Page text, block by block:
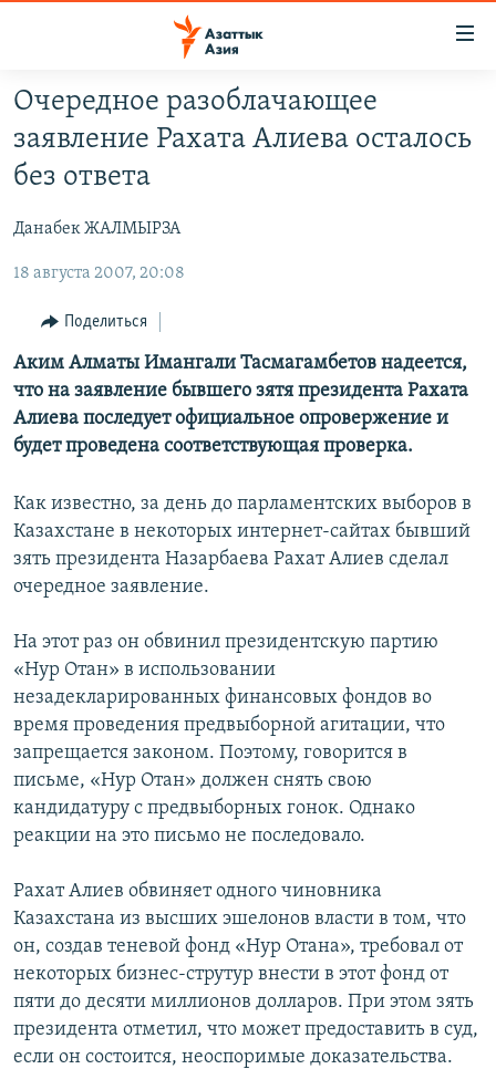
Вернуться
основному
содержанию
навигации
Вернутся
поиску
ЦЕНТРАЛЬНАЯ АЗИЯ
УЗБЕКИСТАН
ТАДЖИКИСТАН
НОВОСТИ
НА ДРУГИХ ЯЗЫКАХ
ҚАЗАҚША
КЫРГЫЗЧА
ЎЗБЕКЧА
ТОҶИКӢ
TÜRKMENÇE
Все сайты РСЕ/РС
Очередное разоблачающее
заявление Рахата Алиева осталось
без ответа
Данабек ЖАЛМЫРЗА
18 августа 2007, 20:08
Поделиться
Аким Алматы Имангали Тасмагамбетов надеется,
что на заявление бывшего зятя президента Рахата
Алиева последует официальное опровержение и
будет проведена соответствующая проверка.
Как известно, за день до парламентских выборов в
Казахстане в некоторых интернет-сайтах бывший
зять президента Назарбаева Рахат Алиев сделал
очередное заявление.
На этот раз он обвинил президентскую партию
«Нур Отан» в использовании
незадекларированных финансовых фондов во
время проведения предвыборной агитации, что
запрещается законом. Поэтому, говорится в
письме, «Нур Отан» должен снять свою
кандидатуру с предвыборных гонок. Однако
реакции на это письмо не последовало.
Рахат Алиев обвиняет одного чиновника
Казахстана из высших эшелонов власти в том, что
он, создав теневой фонд «Нур Отана», требовал от
некоторых бизнес-струтур внести в этот фонд от
пяти до десяти миллионов долларов. При этом зять
президента отметил, что может предоставить в суд,
если он состоится, неоспоримые доказательства.